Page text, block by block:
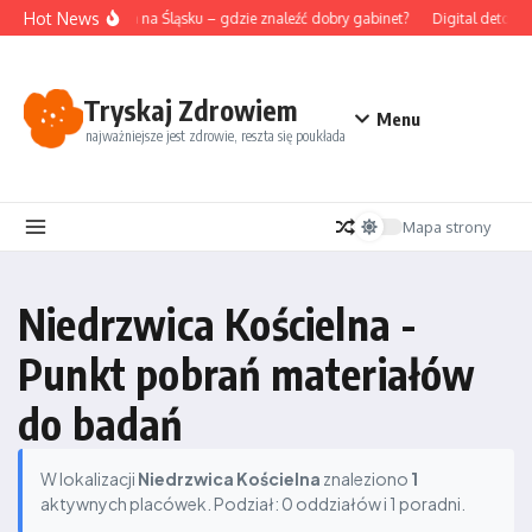
Przejdź do treści
Hot News
Akupunktura na Śląsku – gdzie znaleźć dobry gabinet? Digital detox i
Tryskaj Zdrowiem
najważniejsze jest zdrowie, reszta się poukłada
Menu
Mapa strony
Niedrzwica Kościelna -
Punkt pobrań materiałów
do badań
W lokalizacji Niedrzwica Kościelna znaleziono 1
aktywnych placówek. Podział: 0 oddziałów i 1 poradni.